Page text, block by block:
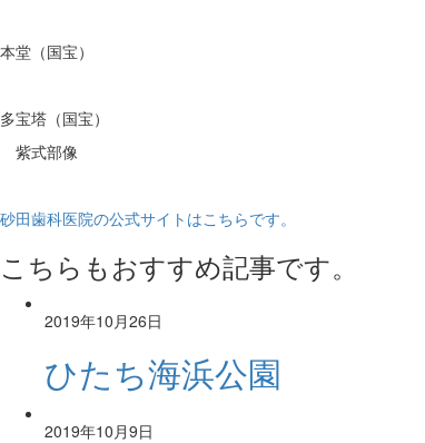
本堂（国宝）
多宝塔（国宝）
紫式部像
砂田歯科医院の公式サイトはこちらです。
こちらもおすすめ記事です。
2019年10月26日
ひたち海浜公園
2019年10月9日